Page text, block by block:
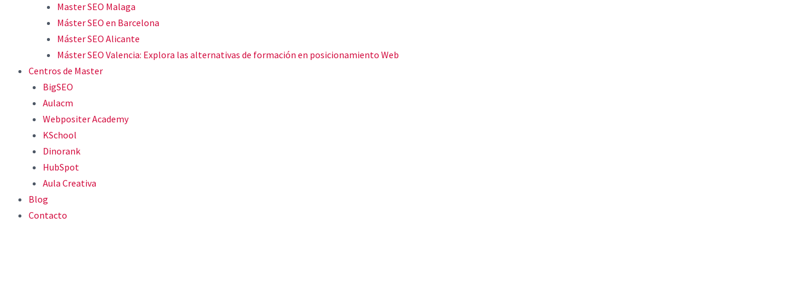
Master SEO Malaga
Máster SEO en Barcelona
Máster SEO Alicante
Máster SEO Valencia: Explora las alternativas de formación en posicionamiento Web
Centros de Master
BigSEO
Aulacm
Webpositer Academy
KSchool
Dinorank
HubSpot
Aula Creativa
Blog
Contacto